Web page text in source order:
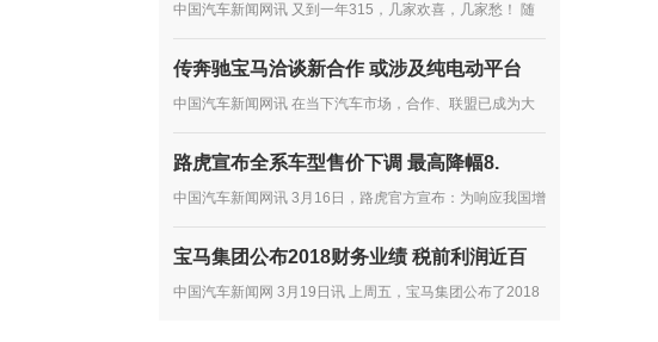
中国汽车新闻网讯 又到一年315，几家欢喜，几家愁！ 随
全国消协组织受理汽车产品投诉情况分析》。 按分析报告
显示，2018年全国...
传奔驰宝马洽谈新合作 或涉及纯电动平台
中国汽车新闻网讯 在当下汽车市场，合作、联盟已成为大
年前，雷诺、日产、三菱就达成了联盟合作协议，大众向其
他车企...
路虎宣布全系车型售价下调 最高降幅8.
中国汽车新闻网讯 3月16日，路虎官方宣布：为响应我国增
费者，路虎提前下调在华销售的路虎品牌全系车型厂商建议
零售价...
宝马集团公布2018财务业绩 税前利润近百
中国汽车新闻网 3月19日讯 上周五，宝马集团公布了2018